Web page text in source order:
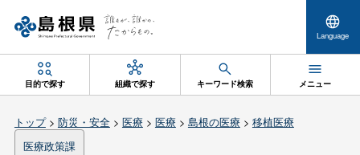
Language
目的で探す 組織で探す キーワード検索 メニュー
トップ> 防災・安全> 医療 > 医療 > 島根の医療 > 移植医療
医療政策課